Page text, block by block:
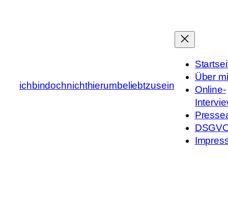
ichbindochnichthierumbeliebtzusein
Über
Online-